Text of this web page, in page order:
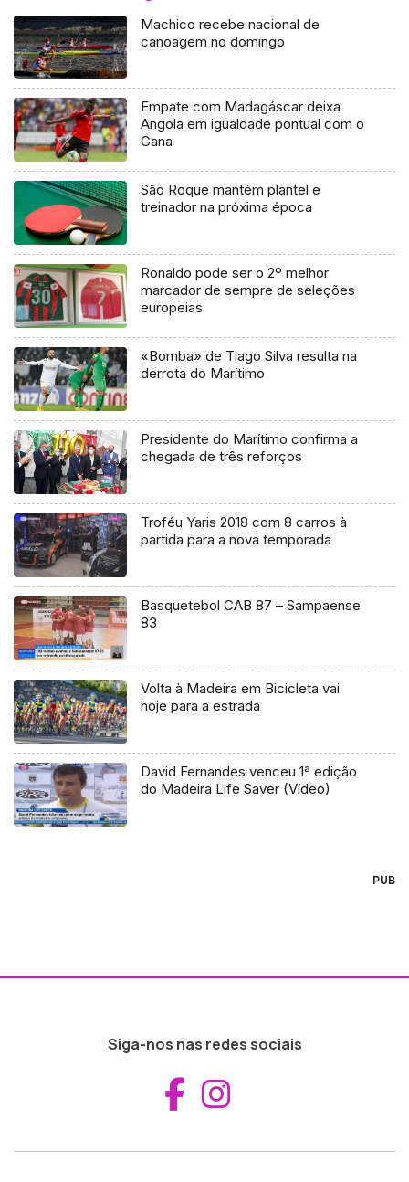
Machico recebe nacional de
canoagem no domingo
Empate com Madagáscar deixa
Angola em igualdade pontual com o
Gana
São Roque mantém plantel e
treinador na próxima época
Ronaldo pode ser o 2º melhor
marcador de sempre de seleções
europeias
«Bomba» de Tiago Silva resulta na
derrota do Marítimo
Presidente do Marítimo confirma a
chegada de três reforços
Troféu Yaris 2018 com 8 carros à
partida para a nova temporada
Basquetebol CAB 87 – Sampaense
83
Volta à Madeira em Bicicleta vai
hoje para a estrada
David Fernandes venceu 1ª edição
do Madeira Life Saver (Vídeo)
PUB
Siga-nos nas redes sociais
Aceder ao